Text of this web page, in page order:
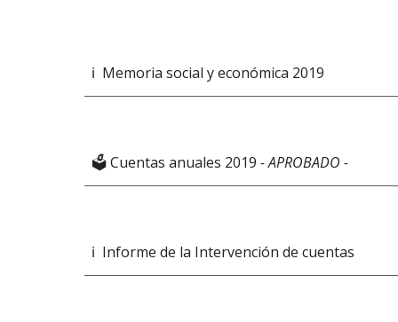
ℹ️  Memoria social y económica 2019
🗳️ Cuentas anuales 2019 - APROBADO -
ℹ️  Informe de la Intervención de cuentas